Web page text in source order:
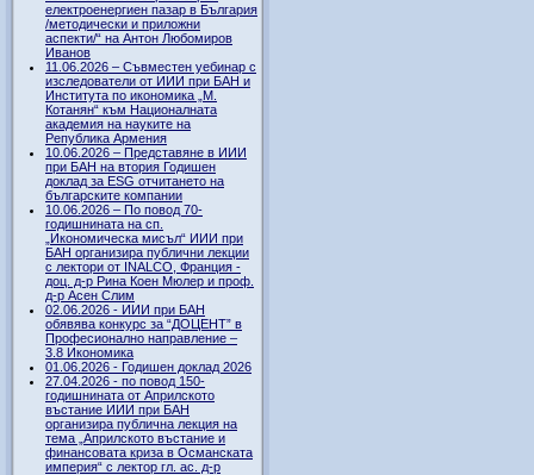
електроенергиен пазар в България
/методически и приложни
аспекти/“ на Антон Любомиров
Иванов
11.06.2026 – Съвместен уебинар с
изследователи от ИИИ при БАН и
Института по икономика „М.
Котанян“ към Националната
академия на науките на
Република Армения
10.06.2026 – Представяне в ИИИ
при БАН на втория Годишен
доклад за ESG отчитането на
българските компании
10.06.2026 – По повод 70-
годишнината на сп.
„Икономическа мисъл“ ИИИ при
БАН организира публични лекции
с лектори от INALCO, Франция -
доц. д-р Рина Коен Мюлер и проф.
д-р Асен Слим
02.06.2026 - ИИИ при БАН
обявява конкурс за “ДОЦЕНТ” в
Професионално направление –
3.8 Икономика
01.06.2026 - Годишен доклад 2026
27.04.2026 - по повод 150-
годишнината от Априлското
въстание ИИИ при БАН
организира публична лекция на
тема „Априлското въстание и
финансовата криза в Османската
империя“ с лектор гл. ас. д-р